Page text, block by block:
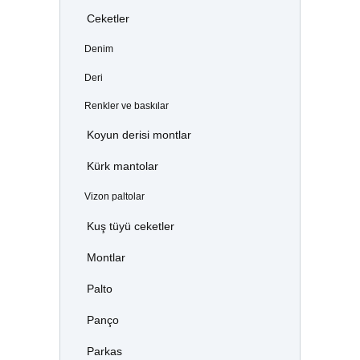
Ceketler
Denim
Deri
Renkler ve baskılar
Koyun derisi montlar
Kürk mantolar
Vizon paltolar
Kuş tüyü ceketler
Montlar
Palto
Panço
Parkas